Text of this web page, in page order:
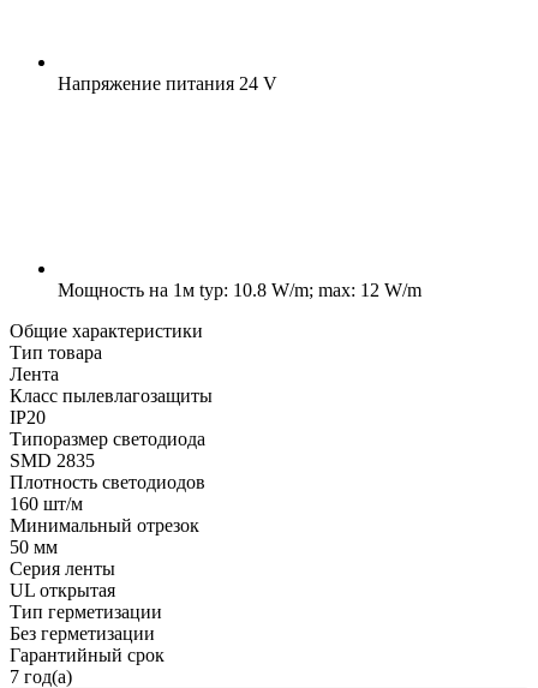
Напряжение питания 24 V
Мощность на 1м typ: 10.8 W/m; max: 12 W/m
Общие характеристики
Тип товара
Лента
Класс пылевлагозащиты
IP20
Типоразмер светодиода
SMD 2835
Плотность светодиодов
160 шт/м
Минимальный отрезок
50 мм
Серия ленты
UL открытая
Тип герметизации
Без герметизации
Гарантийный срок
7 год(а)